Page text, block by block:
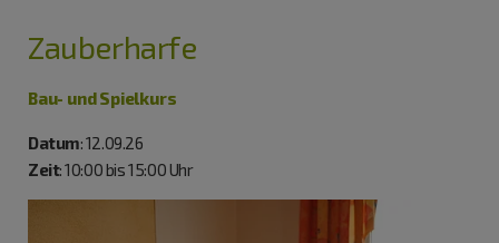
Zauberharfe
Bau- und Spielkurs
Datum: 12.09.26
Zeit: 10:00 bis 15:00 Uhr